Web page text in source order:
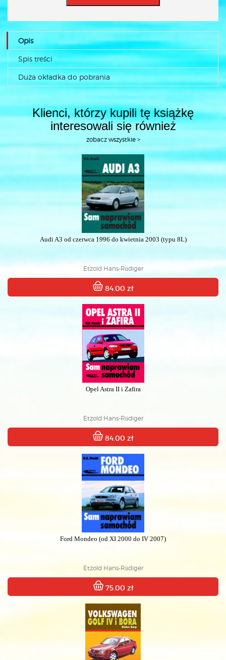
Opis
Spis treści
Duża okładka do pobrania
Klienci, którzy kupili tę książkę
interesowali się również
zobacz wszystkie >
Audi A3 od czerwca 1996 do kwietnia 2003 (typu 8L)
Etzold Hans-Rüdiger
84.00 zł
Opel Astra II i Zafira
Etzold Hans-Rüdiger
84.00 zł
Ford Mondeo (od XI 2000 do IV 2007)
Etzold Hans-Rüdiger
75.00 zł